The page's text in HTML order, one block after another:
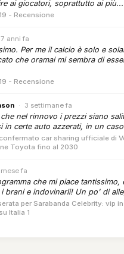
ai giocatori, soprattutto ai
- Recensione
7 anni fa
Per me il calcio è solo e
che oramai mi sembra di
- Recensione
· 3 settimane fa
che nel rinnovo i prezzi siano
in certe auto azzerati, in un
car sharing ufficiale di
Toyota fino al 2030
mese fa
che mi piace tantissimo,
brani e indovinarli! Un po' di
per Sarabanda Celebrity: vip
Italia 1